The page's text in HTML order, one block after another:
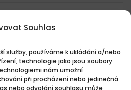
Souhlas
služby, používáme k ukládání a/nebo
technologie jako jsou soubory
nám umožní
při procházení nebo jedinečná
nebo odvolání souhlasu může
Praha, Hlavní